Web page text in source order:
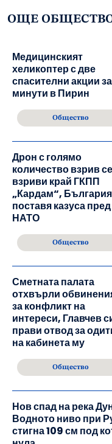
ОЩЕ
Медицинският
хеликоптер с две
спасителни акции за
минути в Пирин
Общество
Дрон с голямо
количество взрив се
взриви край ГКПП
„Кардам“, България
поставя казуса пред
НАТО
Общество
Сметната палата
отхвърли
за конфликт на
интереси, Главчев
прави отвод за
на кабинета му
Общество
Нов спад на река
Водното ниво при
стигна 109 см под